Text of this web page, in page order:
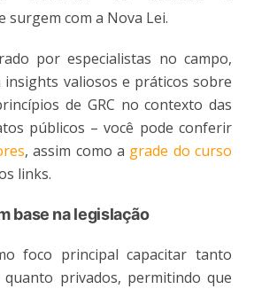
surgem com a Nova Lei.
por especialistas no campo,
valiosos e práticos sobre
de GRC no contexto das
públicos – você pode conferir
, assim como a grade do curso
links.
base na legislação
foco principal capacitar tanto
quanto privados, permitindo que